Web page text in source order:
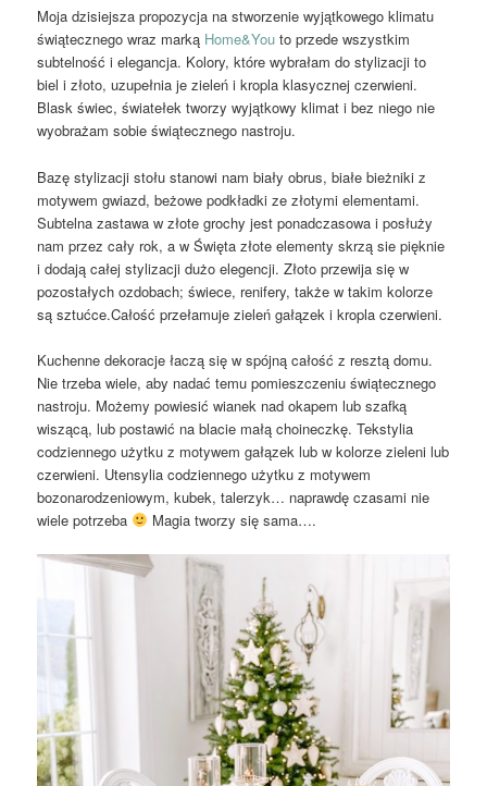
Moja dzisiejsza propozycja na stworzenie wyjątkowego klimatu
świątecznego wraz marką Home&You to przede wszystkim
subtelność i elegancja. Kolory, które wybrałam do stylizacji to
biel i złoto, uzupełnia je zieleń i kropla klasycznej czerwieni.
Blask świec, światełek tworzy wyjątkowy klimat i bez niego nie
wyobrażam sobie świątecznego nastroju.
Bazę stylizacji stołu stanowi nam biały obrus, białe bieżniki z
motywem gwiazd, beżowe podkładki ze złotymi elementami.
Subtelna zastawa w złote grochy jest ponadczasowa i posłuży
nam przez cały rok, a w Święta złote elementy skrzą sie pięknie
i dodają całej stylizacji dużo elegencji. Złoto przewija się w
pozostałych ozdobach; świece, renifery, także w takim kolorze
są sztućce.Całość przełamuje zieleń gałązek i kropla czerwieni.
Kuchenne dekoracje łaczą się w spójną całość z resztą domu.
Nie trzeba wiele, aby nadać temu pomieszczeniu świątecznego
nastroju. Możemy powiesić wianek nad okapem lub szafką
wiszącą, lub postawić na blacie małą choineczkę. Tekstylia
codziennego użytku z motywem gałązek lub w kolorze zieleni lub
czerwieni. Utensylia codziennego użytku z motywem
bozonarodzeniowym, kubek, talerzyk… naprawdę czasami nie
wiele potrzeba
Magia tworzy się sama….